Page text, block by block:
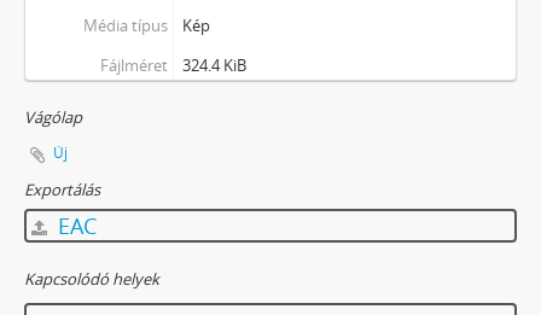
Média típus
Kép
Fájlméret
324.4 KiB
Vágólap
Új
Exportálás
EAC
Kapcsolódó helyek